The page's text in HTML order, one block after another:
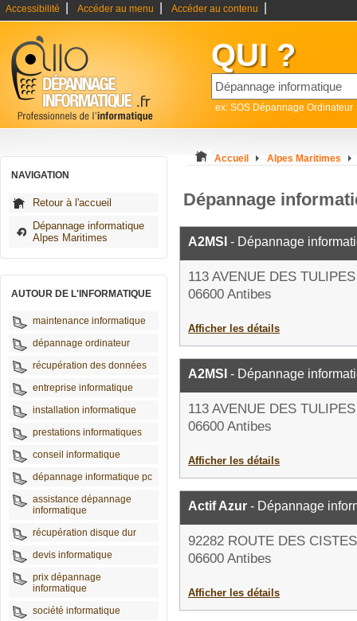
Accessibilité Accéder au menu Accéder au contenu
QUI ?
ex: SOS Dépannage Ordinateur
NAVIGATION
Retour à l'accueil
Dépannage informatique
Alpes Maritimes
AUTOUR DE L'INFORMATIQUE
maintenance informatique
dépannage ordinateur
récupération des données
entreprise informatique
installation informatique
prestations informatiques
conseil informatique
dépannage informatique pc
assistance dépannage
informatique
récupération disque dur
devis informatique
prix dépannage
informatique
société informatique
Accueil Alpes Maritimes
Dépannage
A2MSI - Dépannage
113 AVENUE DES TULIPES
06600 Antibes
Afficher les détails
A2MSI - Dépannage
113 AVENUE DES TULIPES
06600 Antibes
Afficher les détails
Actif Azur - Dépannage
92282 ROUTE DES CISTES
06600 Antibes
Afficher les détails